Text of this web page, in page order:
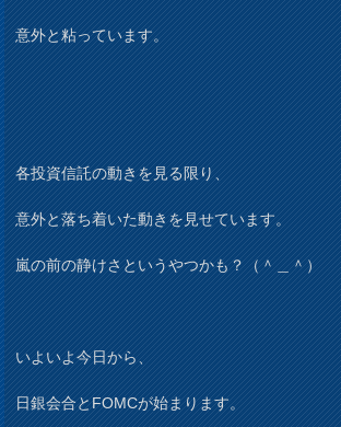
意外と粘っています。
各投資信託の動きを見る限り、
意外と落ち着いた動きを見せています。
嵐の前の静けさというやつかも？（＾＿＾）
いよいよ今日から、
日銀会合とFOMCが始まります。